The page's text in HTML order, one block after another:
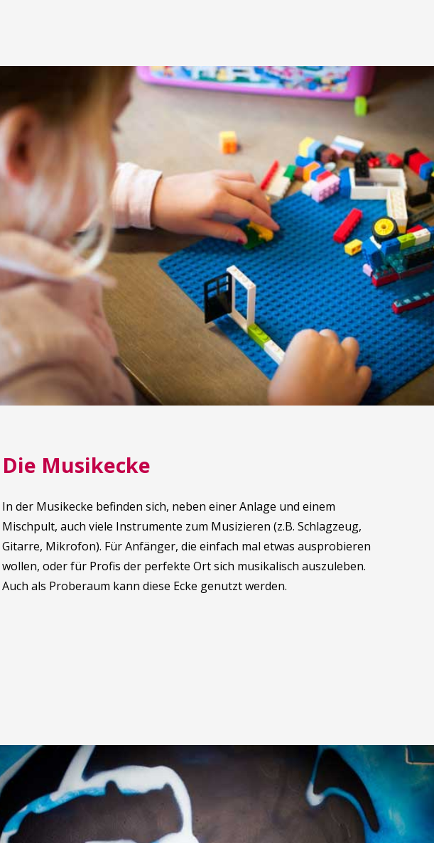
Die Musikecke
In der Musikecke befinden sich, neben einer Anlage und einem
Mischpult, auch viele Instrumente zum Musizieren (z.B. Schlagzeug,
Gitarre, Mikrofon). Für Anfänger, die einfach mal etwas ausprobieren
wollen, oder für Profis der perfekte Ort sich musikalisch auszuleben.
Auch als Proberaum kann diese Ecke genutzt werden.